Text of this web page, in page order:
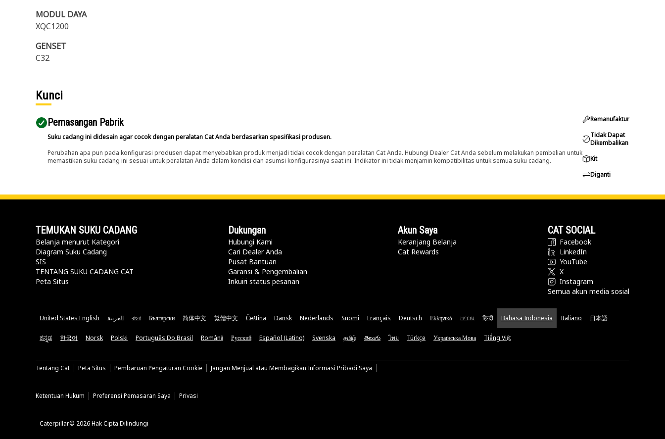
MODUL DAYA
XQC1200
GENSET
C32
Kunci
Pemasangan Pabrik
Suku cadang ini didesain agar cocok dengan peralatan Cat Anda berdasarkan spesifikasi produsen.
Perubahan apa pun pada konfigurasi produsen dapat menyebabkan produk menjadi tidak cocok dengan peralatan Cat Anda. Hubungi Dealer Cat Anda sebelum melakukan pembelian untuk
memastikan suku cadang ini sesuai untuk peralatan Anda dalam kondisi dan asumsi konfigurasinya saat ini. Indikator ini tidak menjamin kompatibilitas untuk semua suku cadang.
Remanufaktur
Tidak Dapat
Dikembalikan
Kit
Diganti
TEMUKAN SUKU CADANG
Belanja menurut Kategori
Diagram Suku Cadang
SIS
TENTANG SUKU CADANG CAT
Peta Situs
Dukungan
Hubungi Kami
Cari Dealer Anda
Pusat Bantuan
Garansi & Pengembalian
Inkuiri status pesanan
Akun Saya
Keranjang Belanja
Cat Rewards
CAT SOCIAL
Facebook
LinkedIn
YouTube
X
Instagram
Semua akun media sosial
United States English العربية বাংলা Български 简体中文 繁體中文 Čeština Dansk Nederlands Suomi Français Deutsch Ελληνικά עברית हिन्दी Bahasa Indonesia Italiano 日本語
ಕನ್ನಡ 한국어 Norsk Polski Português Do Brasil Română Русский Español (Latino) Svenska தமிழ் తెలుగు ไทย Türkçe Українська Мова Tiếng Việt
Tentang Cat Peta Situs Pembaruan Pengaturan Cookie Jangan Menjual atau Membagikan Informasi Pribadi Saya
Ketentuan Hukum Preferensi Pemasaran Saya Privasi
Caterpillar© 2026 Hak Cipta Dilindungi